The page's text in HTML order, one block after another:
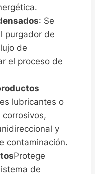
: Se
purgador de
de
el proceso de
lubricantes o
y
contaminación.
Protege
de